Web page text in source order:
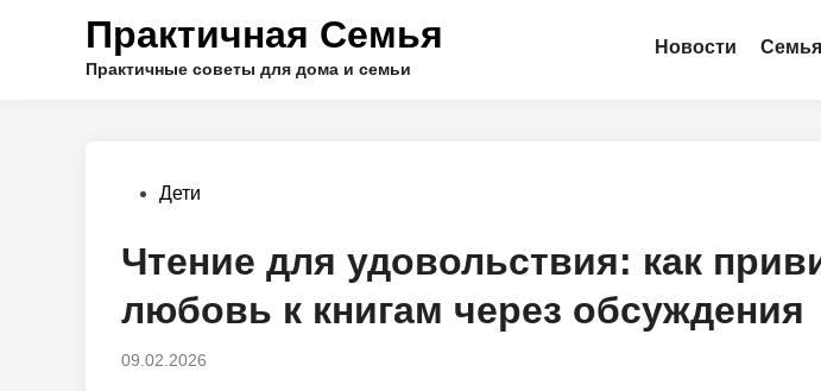
содержимому
Практичная Семья
Практичные советы для дома и семьи
Новости Семья
Опубликовано
Дети
Чтение для удовольствия: как
любовь к книгам через обсуждения
09.02.2026